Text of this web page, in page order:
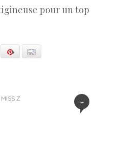
pour un top
Pinterest
+
MISS Z